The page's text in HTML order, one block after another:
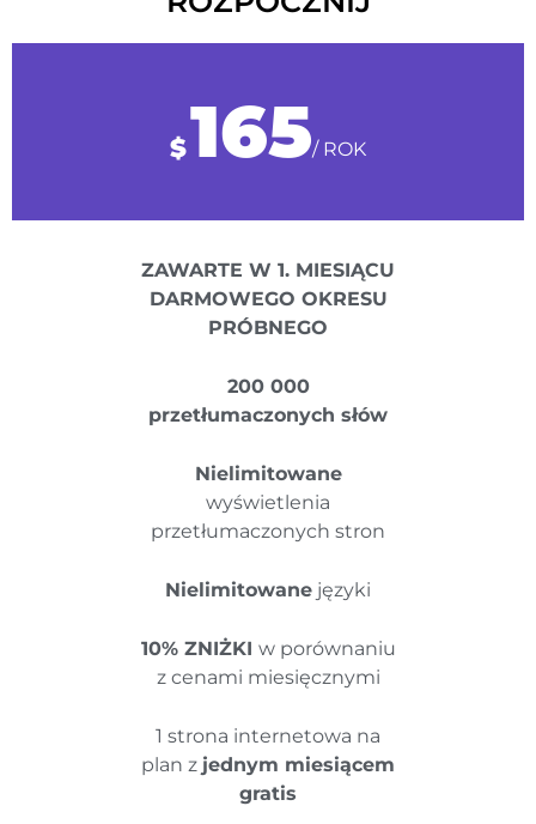
$165/ ROK
ZAWARTE W 1. MIESIĄCU
DARMOWEGO OKRESU
PRÓBNEGO
200 000
przetłumaczonych słów
Nielimitowane
wyświetlenia
przetłumaczonych stron
Nielimitowane języki
10% ZNIŻKI w porównaniu
z cenami miesięcznymi
1 strona internetowa na
plan z jednym miesiącem
gratis